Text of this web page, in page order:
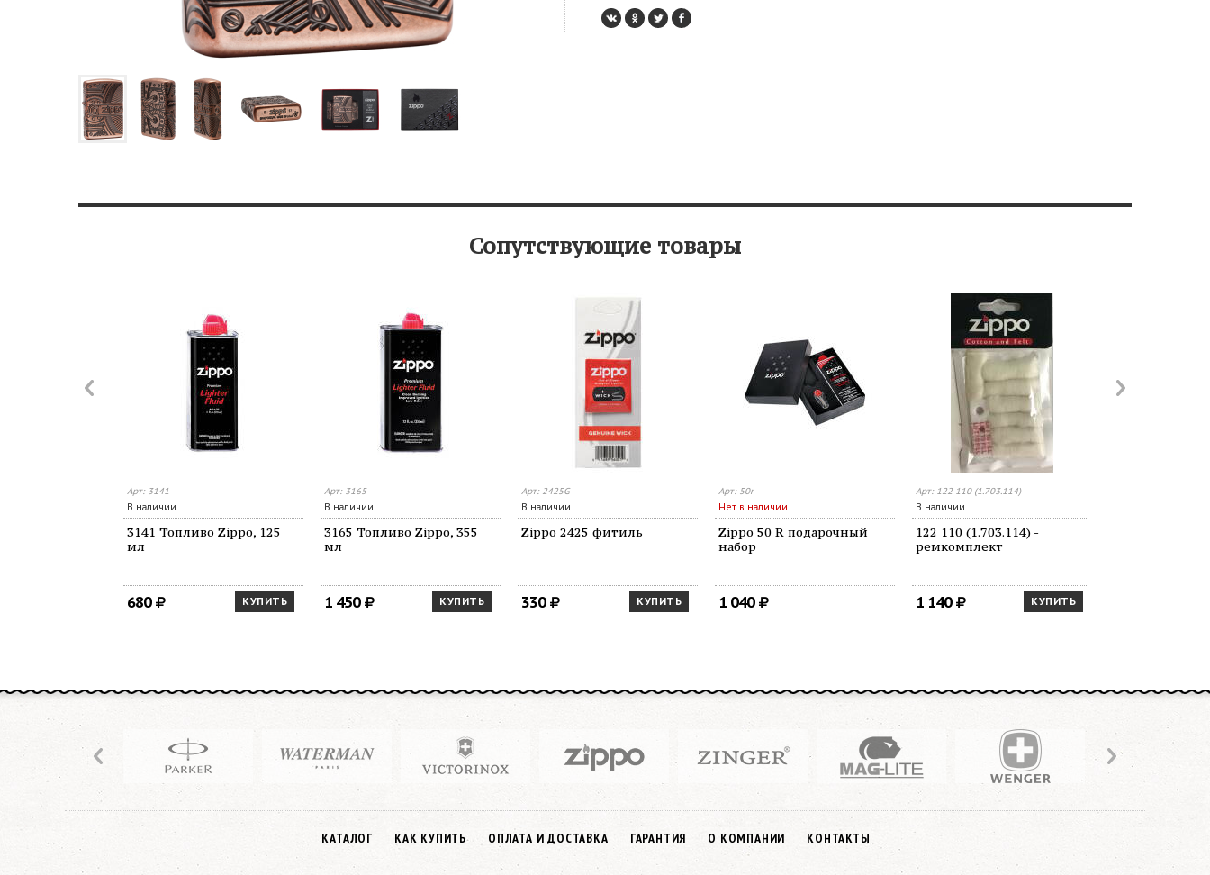
Сопутствующие товары
Арт: 3141
В наличии
3141 Топливо Zippo, 125
мл
680 КУПИТЬ
Арт: 3165
В наличии
3165 Топливо Zippo, 355
мл
1 450 КУПИТЬ
Арт: 2425G
В наличии
Zippo 2425 фитиль
330 КУПИТЬ
Арт: 50r
Нет в наличии
Zippo 50 R подарочный
набор
1 040
Арт: 122 110 (1.703.114)
В наличии
122 110 (1.703.114) -
ремкомплект
1 140 КУПИТЬ
КАТАЛОГ КАК КУПИТЬ ОПЛАТА И ДОСТАВКА ГАРАНТИЯ О КОМПАНИИ КОНТАКТЫ